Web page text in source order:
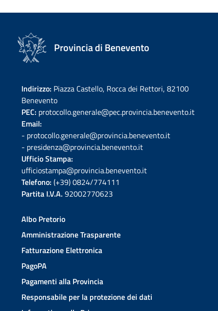
Provincia di Benevento
Indirizzo: Piazza Castello, Rocca dei Rettori, 82100
Benevento
PEC: protocollo.generale@pec.provincia.benevento.it
Email:
- protocollo.generale@provincia.benevento.it
- presidenza@provincia.benevento.it
Ufficio Stampa:
ufficiostampa@provincia.benevento.it
Telefono: (+39) 0824/774111
Partita I.V.A. 92002770623
Albo Pretorio
Amministrazione Trasparente
Fatturazione Elettronica
PagoPA
Pagamenti alla Provincia
Responsabile per la protezione dei dati